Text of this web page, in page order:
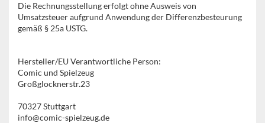
Die Rechnungsstellung erfolgt ohne Ausweis von
Umsatzsteuer aufgrund Anwendung der Differenzbesteurung
gemäß § 25a USTG.
Hersteller/EU Verantwortliche Person:
Comic und Spielzeug
Großglocknerstr.23
70327 Stuttgart
info@comic-spielzeug.de